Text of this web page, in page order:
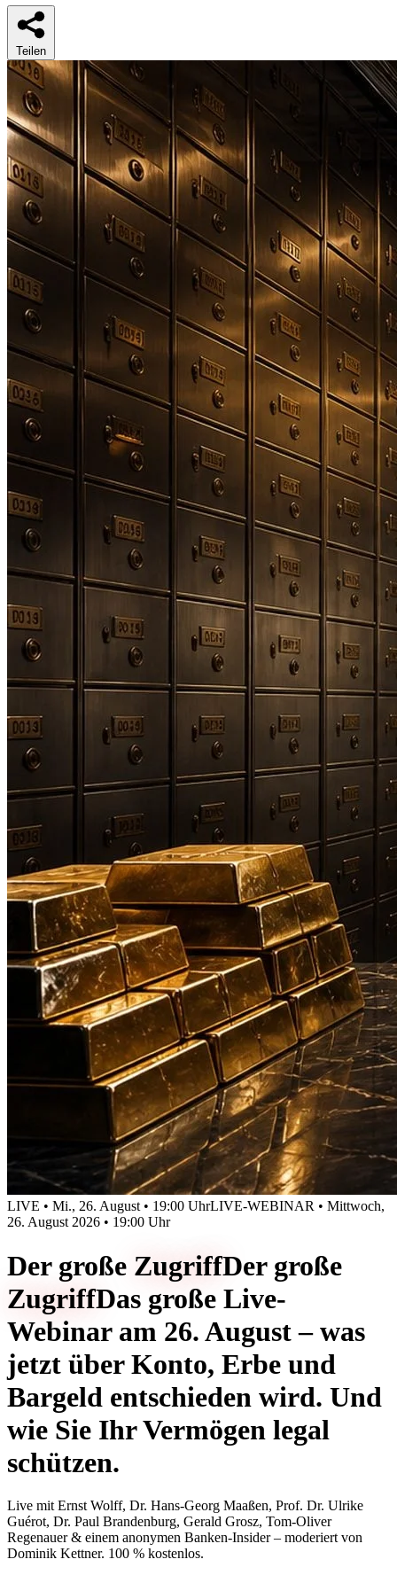
Teilen
LIVE • Mi., 26. August • 19:00 UhrLIVE-WEBINAR • Mittwoch,
26. August 2026 • 19:00 Uhr
Der große ZugriffDer große
ZugriffDas große Live-
Webinar am 26. August – was
jetzt über Konto, Erbe und
Bargeld entschieden wird. Und
wie Sie Ihr Vermögen legal
schützen.
Live mit Ernst Wolff, Dr. Hans-Georg Maaßen, Prof. Dr. Ulrike
Guérot, Dr. Paul Brandenburg, Gerald Grosz, Tom-Oliver
Regenauer & einem anonymen Banken-Insider– moderiert von
Dominik Kettner. 100 % kostenlos.